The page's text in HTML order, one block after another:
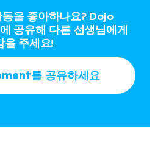
을 좋아하나요? Dojo
공유해 다른 선생님에게
을 주세요!
를 공유하세요